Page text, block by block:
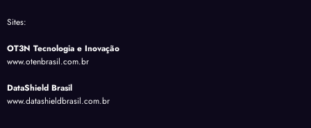
Sites:
OT3N Tecnologia e Inovação
www.otenbrasil.com.br
DataShield Brasil
www.datashieldbrasil.com.br